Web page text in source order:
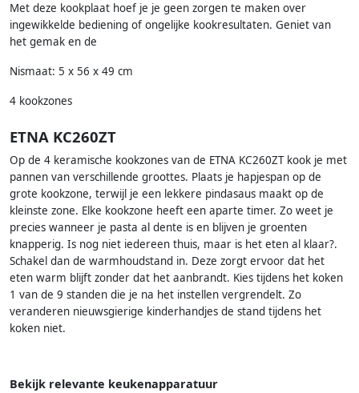
Met deze kookplaat hoef je je geen zorgen te maken over
ingewikkelde bediening of ongelijke kookresultaten. Geniet van
het gemak en de
Nismaat: 5 x 56 x 49 cm
4 kookzones
ETNA KC260ZT
Op de 4 keramische kookzones van de ETNA KC260ZT kook je met
pannen van verschillende groottes. Plaats je hapjespan op de
grote kookzone, terwijl je een lekkere pindasaus maakt op de
kleinste zone. Elke kookzone heeft een aparte timer. Zo weet je
precies wanneer je pasta al dente is en blijven je groenten
knapperig. Is nog niet iedereen thuis, maar is het eten al klaar?.
Schakel dan de warmhoudstand in. Deze zorgt ervoor dat het
eten warm blijft zonder dat het aanbrandt. Kies tijdens het koken
1 van de 9 standen die je na het instellen vergrendelt. Zo
veranderen nieuwsgierige kinderhandjes de stand tijdens het
koken niet.
Bekijk relevante keukenapparatuur